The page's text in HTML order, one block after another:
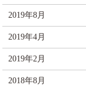
2019年8月
2019年4月
2019年2月
2018年8月